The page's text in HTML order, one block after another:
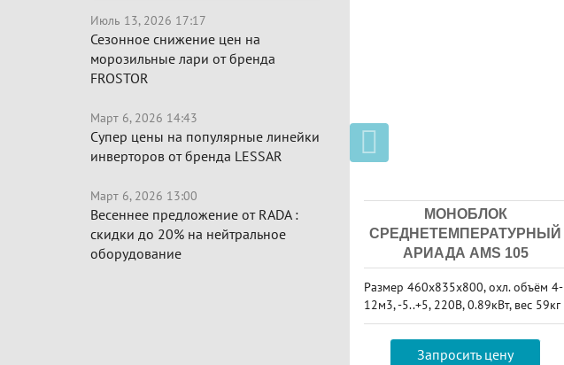
МОНОБЛОК
СРЕДНЕТЕМПЕРАТУРНЫЙ
АРИАДА AMS 105
Размер 460х835х800, охл. объём 4-
12м3, -5..+5, 220В, 0.89кВт, вес 59кг
Запросить цену
Июль 13, 2026 17:17
Сезонное снижение цен на
морозильные лари от бренда
FROSTOR
Март 6, 2026 14:43
Супер цены на популярные линейки
инверторов от бренда LESSAR
Март 6, 2026 13:00
Весеннее предложение от RADA :
скидки до 20% на нейтральное
оборудование